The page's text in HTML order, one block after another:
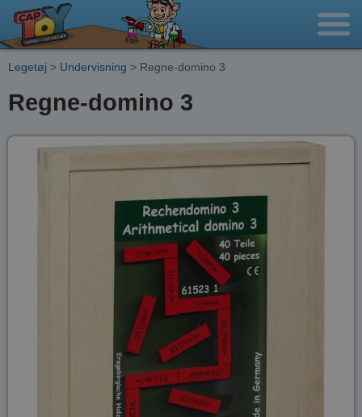
Legetøj > Undervisning > Regne-domino 3
Regne-domino 3